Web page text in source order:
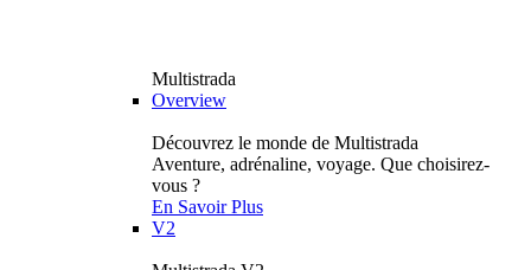
Multistrada
Overview
Découvrez le monde de Multistrada
Aventure, adrénaline, voyage. Que choisirez-
vous ?
En Savoir Plus
V2